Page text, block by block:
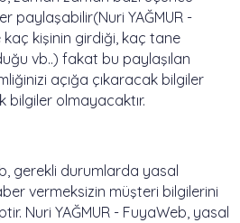
paylaşabilir(Nuri YAĞMUR -
kişinin girdiği, kaç tane
vb..) fakat bu paylaşılan
açığa çıkaracak bilgiler
bilgiler olmayacaktır.
gerekli durumlarda yasal
vermeksizin müşteri bilgilerini
Nuri YAĞMUR - FuyaWeb, yasal